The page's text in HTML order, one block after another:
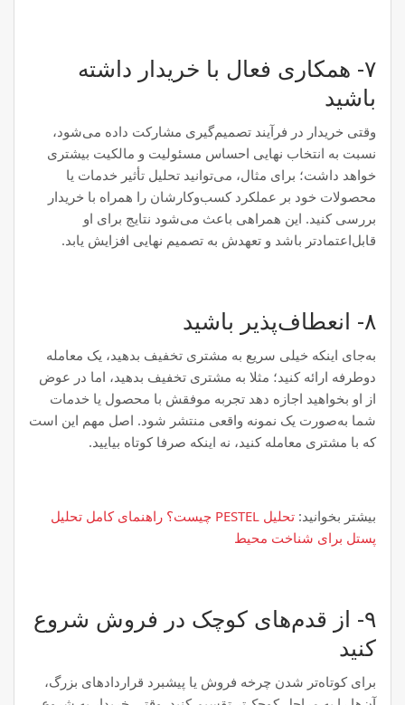
۷- همکاری فعال با خریدار داشته
باشید
وقتی خریدار در فرآیند تصمیم‌گیری مشارکت داده می‌شود،
نسبت به انتخاب نهایی احساس مسئولیت و مالکیت بیشتری
خواهد داشت؛ برای مثال، می‌توانید تحلیل تأثیر خدمات یا
محصولات خود بر عملکرد کسب‌وکارشان را همراه با خریدار
بررسی کنید. این همراهی باعث می‌شود نتایج برای او
قابل‌اعتمادتر باشد و تعهدش به تصمیم نهایی افزایش یابد.
۸- انعطاف‌پذیر باشید
به‌جای اینکه خیلی سریع به مشتری تخفیف بدهید، یک معامله
دوطرفه ارائه کنید؛ مثلا به مشتری تخفیف بدهید، اما در عوض
از او بخواهید اجازه دهد تجربه موفقش با محصول یا خدمات
شما به‌صورت یک نمونه واقعی منتشر شود. اصل مهم این است
که با مشتری معامله کنید، نه اینکه صرفا کوتاه بیایید.
بیشتر بخوانید:
تحلیل PESTEL چیست؟ راهنمای کامل تحلیل
پستل برای شناخت محیط
۹- از قدم‌های کوچک در فروش شروع
کنید
برای کوتاه‌تر شدن چرخه فروش یا پیشبرد قراردادهای بزرگ،